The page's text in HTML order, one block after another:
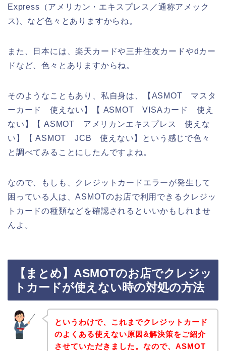
Express（アメリカン・エキスプレス／通称アメック
ス)、など色々とありますからね。
また、日本には、楽天カードや三井住友カードやdカー
ドなど、色々とありますからね。
そのようなこともあり、私自身は、【ASMOT マスタ
ーカード 使えない】【 ASMOT VISAカード 使え
ない】【 ASMOT アメリカンエキスプレス 使えな
い】【 ASMOT JCB 使えない】という感じで色々
と調べてみることにしたんですよね。
なので、もしも、クレジットカードエラーが発生して
困っている人は、ASMOTのお店で利用できるクレジッ
トカードの種類などを確認されるといいかもしれませ
んよ。
【まとめ】ASMOTのお店でクレジッ
トカードが使えない時の対処の方法
というわけで、これまでクレジットカード
のよくある使えない原因&解決策をご紹介
させていただきました。なので、ASMOT